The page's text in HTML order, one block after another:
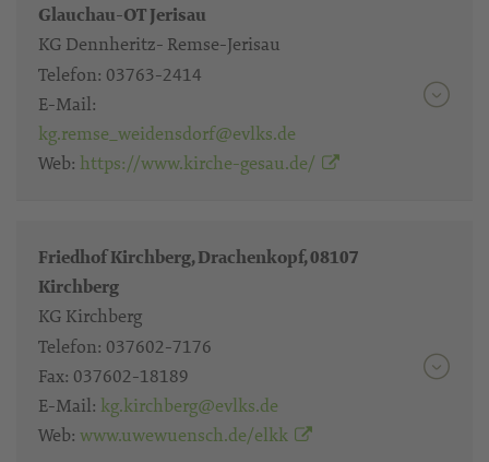
Glauchau-OT Jerisau
KG Dennheritz- Remse-Jerisau
Telefon: 03763-2414
E-Mail:
kg.remse_weidensdorf@evlks.de
Web: https://www.kirche-gesau.de/
Friedhof Kirchberg, Drachenkopf, 08107
Kirchberg
KG Kirchberg
Telefon: 037602-7176
Fax: 037602-18189
E-Mail: kg.kirchberg@evlks.de
Web: www.uwewuensch.de/elkk